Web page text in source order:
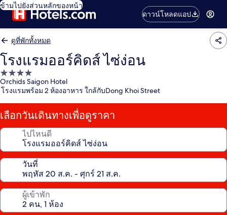
ข้ามไปยังส่วนหลักของหน้า
ดาวน์โหลดแอป
ดูที่พักทั้งหมด
โรงแรมออร์คิดส์ ไซ่ง่อน
ที่พัก
4.0
Orchids Saigon Hotel
โรงแรมพร้อม 2 ห้องอาหาร ใกล้กับDong Khoi Street
เลือกวันเดินทางเพื่อดูราคา
ไปไหนดี
วันที่
ผู้เข้าพัก